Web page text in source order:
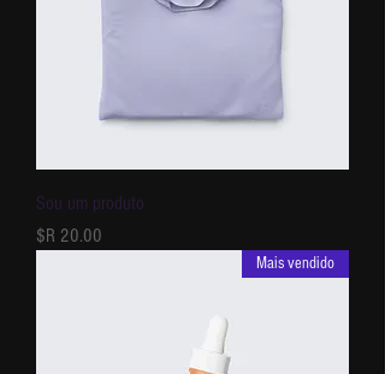
Sou um produto
מחיר
Mais vendido